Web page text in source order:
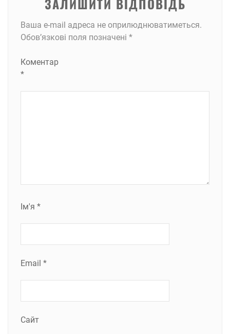
Ваша e-mail адреса не оприлюднюватиметься.
Обов’язкові поля позначені *
Коментар
*
Ім'я *
Email *
Сайт